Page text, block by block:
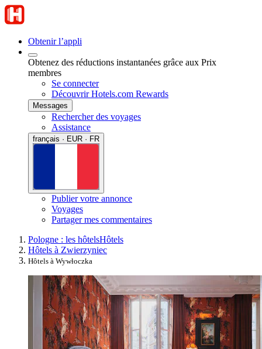
Obtenir l’appli
Obtenez des réductions instantanées grâce aux Prix
membres
Se connecter
Découvrir Hotels.com Rewards
Messages
Rechercher des voyages
Assistance
français · EUR · FR
Publier votre annonce
Voyages
Partager mes commentaires
Pologne : les hôtelsHôtels
Hôtels à Zwierzyniec
Hôtels à Wywłoczka